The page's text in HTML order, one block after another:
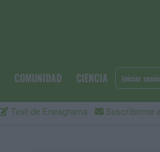
COMUNIDAD CIENCIA
Test de Eneagrama Suscribirme
Iniciar